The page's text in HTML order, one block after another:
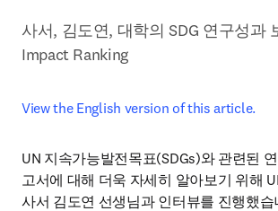
사서, 김도연, 대학의 SDG 연구성과
Impact Ranking
View the English version of this article.
UN 지속가능발전목표(SDGs)와 관련된
고서에 대해 더욱 자세히 알아보기 위해
사서 김도연 선생님과 인터뷰를 진행했습